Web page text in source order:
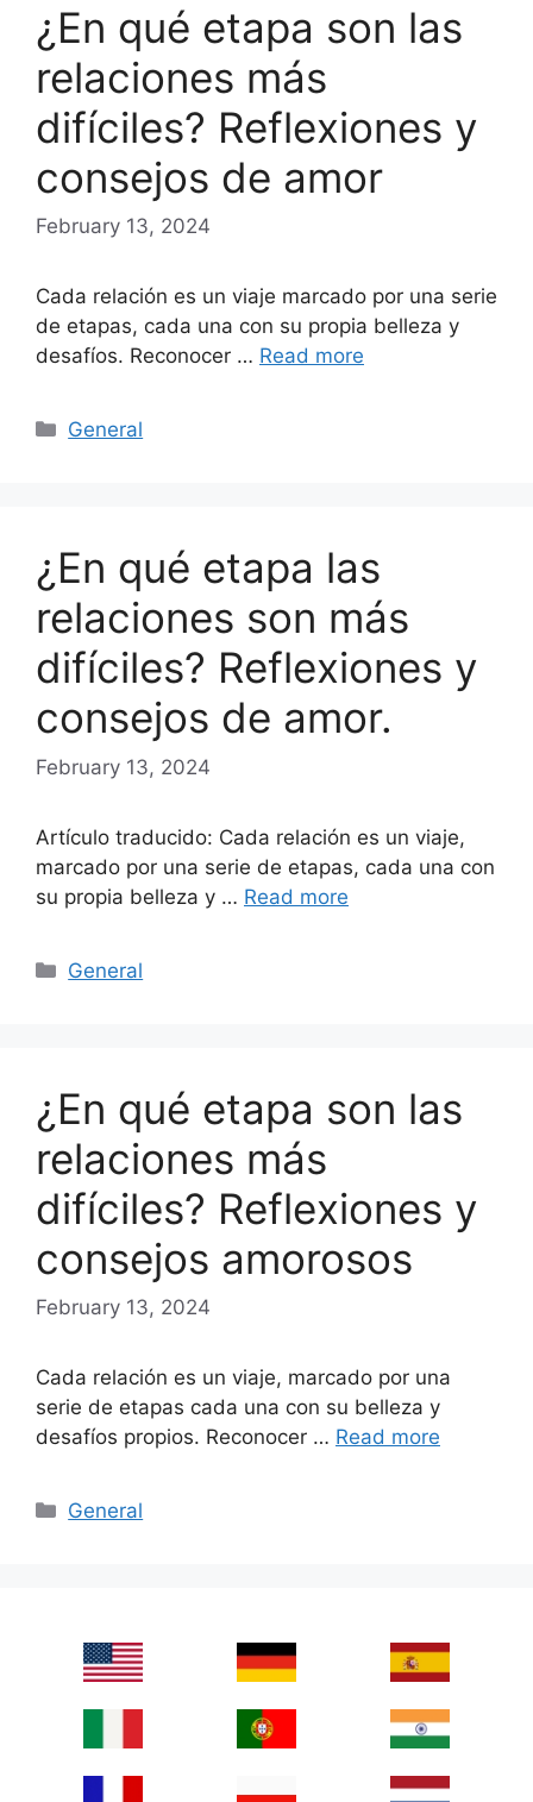
¿En qué etapa son las
relaciones más
difíciles? Reflexiones y
consejos de amor
February 13, 2024
Cada relación es un viaje marcado por una serie
de etapas, cada una con su propia belleza y
desafíos. Reconocer … Read more
Categories
General
¿En qué etapa las
relaciones son más
difíciles? Reflexiones y
consejos de amor.
February 13, 2024
Artículo traducido: Cada relación es un viaje,
marcado por una serie de etapas, cada una con
su propia belleza y … Read more
Categories
General
¿En qué etapa son las
relaciones más
difíciles? Reflexiones y
consejos amorosos
February 13, 2024
Cada relación es un viaje, marcado por una
serie de etapas cada una con su belleza y
desafíos propios. Reconocer … Read more
Categories
General